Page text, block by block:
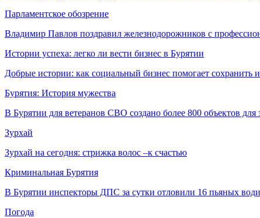
Парламентское обозрение
Владимир Павлов поздравил железнодорожников с
Истории успеха: легко ли вести бизнес в Бурятии
Добрые истории: как социальный бизнес помогает сохранить
Бурятия: История мужества
В Бурятии для ветеранов СВО создано более 800 объектов
Зурхай
Зурхай на сегодня: стрижка волос –к счастью
Криминальная Бурятия
В Бурятии инспекторы ДПС за сутки отловили 16 пьяных
Погода